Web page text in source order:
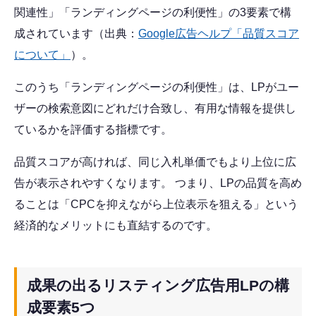
関連性」「ランディングページの利便性」の3要素で構
成されています（出典： Google広告ヘルプ「品質スコア
について」
）。
このうち「ランディングページの利便性」は、LPがユー
ザーの検索意図にどれだけ合致し、有用な情報を提供し
ているかを評価する指標です。
品質スコアが高ければ、同じ入札単価でもより上位に広
告が表示されやすくなります。 つまり、LPの品質を高め
ることは「CPCを抑えながら上位表示を狙える」という
経済的なメリットにも直結するのです。
成果の出るリスティング広告用LPの構
成要素5つ